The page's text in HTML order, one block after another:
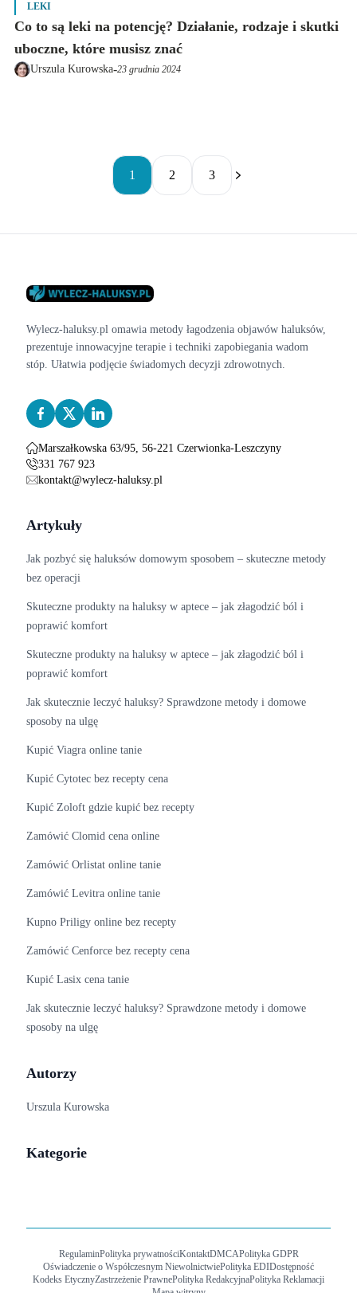
LEKI
Co to są leki na potencję? Działanie, rodzaje i skutki
uboczne, które musisz znać
Urszula Kurowska-23 grudnia 2024
1 2 3
Wylecz-haluksy.pl omawia metody łagodzenia objawów haluksów,
prezentuje innowacyjne terapie i techniki zapobiegania wadom
stóp. Ułatwia podjęcie świadomych decyzji zdrowotnych.
Marszałkowska 63/95, 56-221 Czerwionka-Leszczyny
331 767 923
kontakt@wylecz-haluksy.pl
Artykuły
Jak pozbyć się haluksów domowym sposobem – skuteczne metody
bez operacji
Skuteczne produkty na haluksy w aptece – jak złagodzić ból i
poprawić komfort
Skuteczne produkty na haluksy w aptece – jak złagodzić ból i
poprawić komfort
Jak skutecznie leczyć haluksy? Sprawdzone metody i domowe
sposoby na ulgę
Kupić Viagra online tanie
Kupić Cytotec bez recepty cena
Kupić Zoloft gdzie kupić bez recepty
Zamówić Clomid cena online
Zamówić Orlistat online tanie
Zamówić Levitra online tanie
Kupno Priligy online bez recepty
Zamówić Cenforce bez recepty cena
Kupić Lasix cena tanie
Jak skutecznie leczyć haluksy? Sprawdzone metody i domowe
sposoby na ulgę
Autorzy
Urszula Kurowska
Kategorie
RegulaminPolityka prywatnościKontaktDMCAPolityka GDPR
Oświadczenie o Współczesnym NiewolnictwiePolityka EDIDostępność
Kodeks EtycznyZastrzeżenie PrawnePolityka RedakcyjnaPolityka Reklamacji